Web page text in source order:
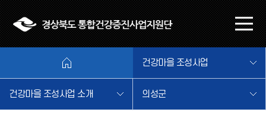
메
뉴
기
건강마을 조성사업
건강마을 조성사업 소개 의성군